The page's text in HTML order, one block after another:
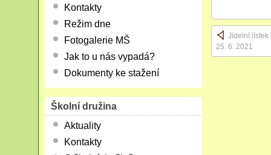
Jídelní lístek
25. 6. 2021
Kontakty
Režim dne
Fotogalerie MŠ
Jak to u nás vypadá?
Dokumenty ke stažení
Školní družina
Aktuality
Kontakty